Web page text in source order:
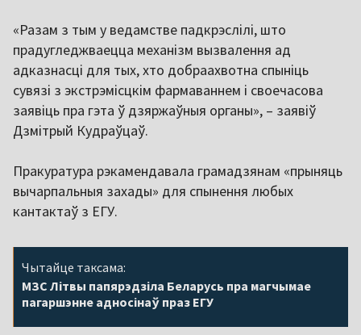
«Разам з тым у ведамстве падкрэслілі, што
прадугледжваецца механізм вызвалення ад
адказнасці для тых, хто добраахвотна спыніць
сувязі з экстрэмісцкім фармаваннем і своечасова
заявіць пра гэта ў дзяржаўныя органы», – заявіў
Дзмітрый Кудраўцаў.
Пракуратура рэкамендавала грамадзянам «прыняць
вычарпальныя захады» для спынення любых
кантактаў з ЕГУ.
Чытайце таксама:
МЗС Літвы папярэдзіла Беларусь пра магчымае
пагаршэнне адносінаў праз ЕГУ